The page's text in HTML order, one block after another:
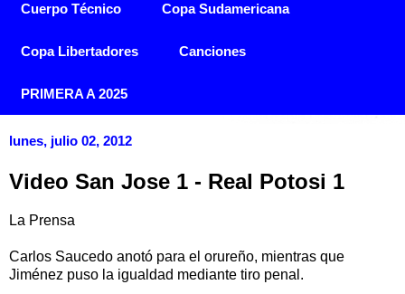
Cuerpo Técnico Copa Sudamericana
Copa Libertadores Canciones
PRIMERA A 2025
lunes, julio 02, 2012
Video San Jose 1 - Real Potosi 1
La Prensa
Carlos Saucedo anotó para el orureño, mientras que
Jiménez puso la igualdad mediante tiro penal.